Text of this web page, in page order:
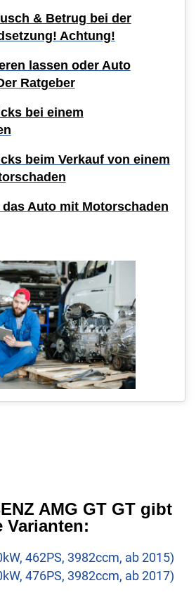
& Betrug bei der
Achtung!
lassen oder Auto
Ratgeber
bei einem
beim Verkauf von einem
Auto mit Motorschaden
AMG GT GT gibt
Varianten:
462PS, 3982ccm, ab 2015)
476PS, 3982ccm, ab 2017)